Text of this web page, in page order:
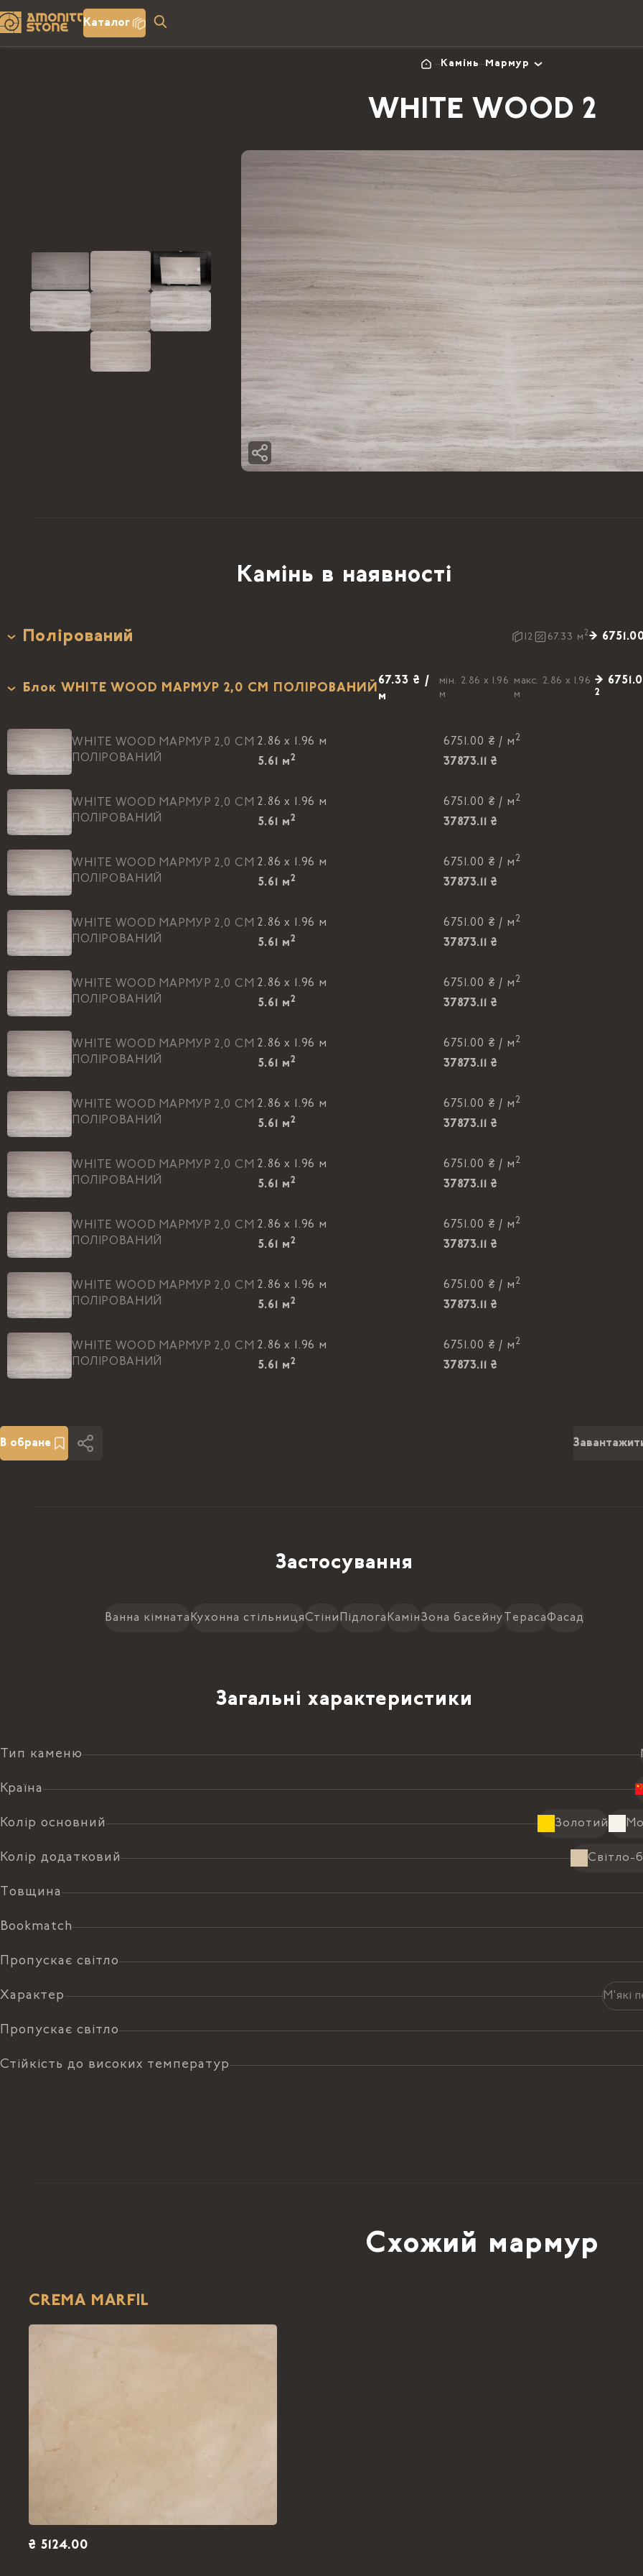
Каталог
Камінь Мармур
WHITE WOOD 2
Камінь в наявності
Полірований 12 67.33 м2→
Блок WHITE WOOD МАРМУР 2,0 CM ПОЛIРОВАНИЙ
67.33 ₴ /
м
мін. 2.86 x 1.96
м
макс. 2.86 x 1.96
м
→
2
WHITE WOOD МАРМУР 2,0 CM
ПОЛIРОВАНИЙ
2.86 x 1.96 м
5.61 м2
6751.00 ₴ / м 2
37873.11 ₴
WHITE WOOD МАРМУР 2,0 CM
ПОЛIРОВАНИЙ
2.86 x 1.96 м
5.61 м2
6751.00 ₴ / м 2
37873.11 ₴
WHITE WOOD МАРМУР 2,0 CM
ПОЛIРОВАНИЙ
2.86 x 1.96 м
5.61 м2
6751.00 ₴ / м 2
37873.11 ₴
WHITE WOOD МАРМУР 2,0 CM
ПОЛIРОВАНИЙ
2.86 x 1.96 м
5.61 м2
6751.00 ₴ / м 2
37873.11 ₴
WHITE WOOD МАРМУР 2,0 CM
ПОЛIРОВАНИЙ
2.86 x 1.96 м
5.61 м2
6751.00 ₴ / м 2
37873.11 ₴
WHITE WOOD МАРМУР 2,0 CM
ПОЛIРОВАНИЙ
2.86 x 1.96 м
5.61 м2
6751.00 ₴ / м 2
37873.11 ₴
WHITE WOOD МАРМУР 2,0 CM
ПОЛIРОВАНИЙ
2.86 x 1.96 м
5.61 м2
6751.00 ₴ / м 2
37873.11 ₴
WHITE WOOD МАРМУР 2,0 CM
ПОЛIРОВАНИЙ
2.86 x 1.96 м
5.61 м2
6751.00 ₴ / м 2
37873.11 ₴
WHITE WOOD МАРМУР 2,0 CM
ПОЛIРОВАНИЙ
2.86 x 1.96 м
5.61 м2
6751.00 ₴ / м 2
37873.11 ₴
WHITE WOOD МАРМУР 2,0 CM
ПОЛIРОВАНИЙ
2.86 x 1.96 м
5.61 м2
6751.00 ₴ / м 2
37873.11 ₴
WHITE WOOD МАРМУР 2,0 CM
ПОЛIРОВАНИЙ
2.86 x 1.96 м
5.61 м2
6751.00 ₴ / м 2
37873.11 ₴
В обране
Застосування
Ванна кімнатаКухонна стільницяСтіниПідлогаКамінЗона басейну ТерасаФасад
Загальні характеристики
Тип каменю
Країна
Колір основний Золотий
Колір додатковий Світло-
Товщина
Bookmatch
Пропускає світло
Характер М'які
Пропускає світло
Стійкість до високих температур
Схожий мармур
CREMA MARFIL
₴ 5124.00